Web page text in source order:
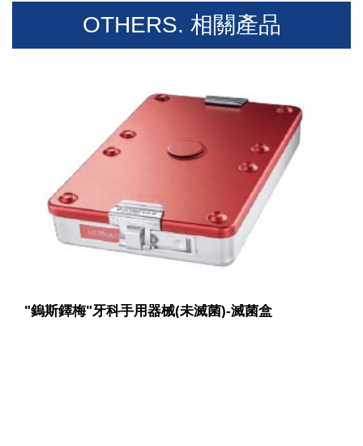
OTHERS. 相關產品
"鎢斯鐸梅"牙科手用器械(未滅菌)-滅菌盒